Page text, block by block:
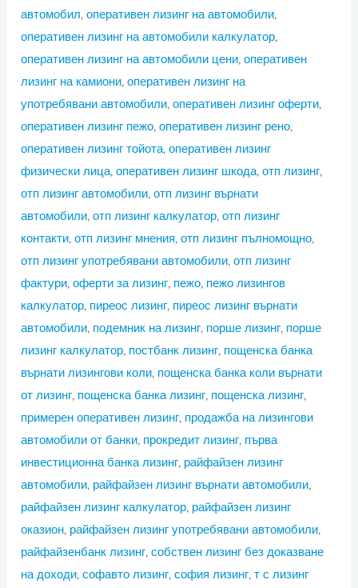
автомобил,оперативен лизинг на автомобили,
оперативен лизинг на автомобили калкулатор,
оперативен лизинг на автомобили цени,оперативен
лизинг на камиони,оперативен лизинг на
употребявани автомобили,оперативен лизинг оферти,
оперативен лизинг пежо,оперативен лизинг рено,
оперативен лизинг тойота,оперативен лизинг
физически лица,оперативен лизинг шкода,отп лизинг,
отп лизинг автомобили,отп лизинг върнати
автомобили,отп лизинг калкулатор,отп лизинг
контакти,отп лизинг мнения,отп лизинг пълномощно,
отп лизинг употребявани автомобили,отп лизинг
фактури,оферти за лизинг, пежо, пежо лизингов
калкулатор, пиреос лизинг, пиреос лизинг върнати
автомобили, подемник на лизинг, порше лизинг, порше
лизинг калкулатор, постбанк лизинг, пощенска банка
върнати лизингови коли, пощенска банка коли върнати
от лизинг, пощенска банка лизинг, пощенска лизинг,
примерен оперативен лизинг, продажба на лизингови
автомобили от банки, прокредит лизинг, първа
инвестиционна банка лизинг, райфайзен лизинг
автомобили, райфайзен лизинг върнати автомобили,
райфайзен лизинг калкулатор, райфайзен лизинг
оказион, райфайзен лизинг употребявани автомобили,
райфайзенбанк лизинг,собствен лизинг без доказване
на доходи,софавто лизинг,софия лизинг,т с лизинг